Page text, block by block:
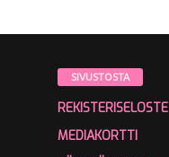
SIVUSTOSTA
REKISTERISELOSTE
MEDIAKORTTI